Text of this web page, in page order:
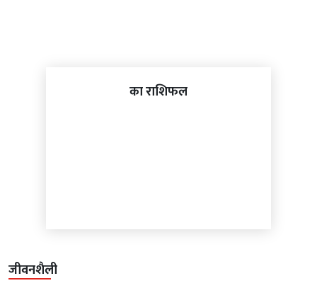
का राशिफल
जीवनशैली